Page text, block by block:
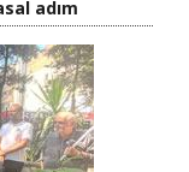
adım